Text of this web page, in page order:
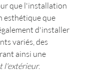
que l'installation
esthétique que
d'installer
variés, des
ainsi une
l'extérieur.